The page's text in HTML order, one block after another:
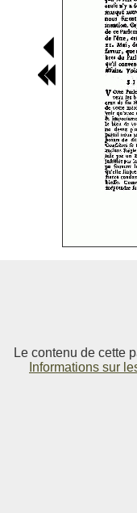
Le contenu de cette
Informations sur